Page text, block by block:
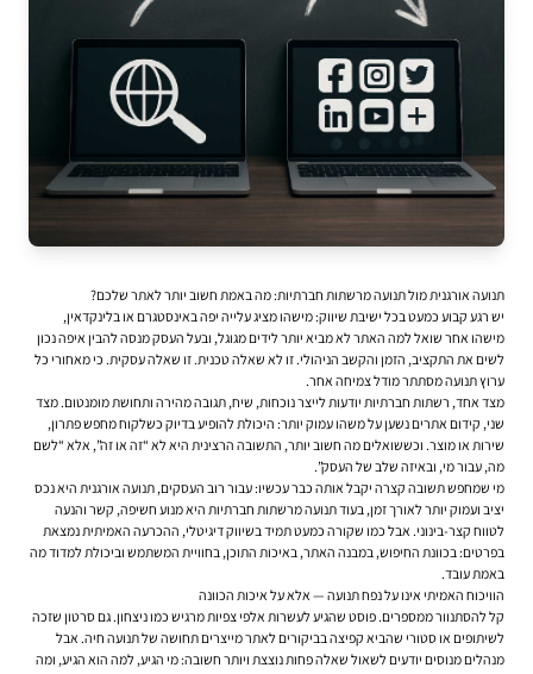
תנועה אורגנית מול תנועה מרשתות חברתיות: מה באמת חשוב יותר לאתר שלכם?
יש רגע קבוע כמעט בכל ישיבת שיווק: מישהו מציג עלייה יפה באינסטגרם או בלינקדאין,
מישהו אחר שואל למה האתר לא מביא יותר לידים מגוגל, ובעל העסק מנסה להבין איפה נכון
לשים את התקציב, הזמן והקשב הניהולי. זו לא שאלה טכנית. זו שאלה עסקית. כי מאחורי כל
ערוץ תנועה מסתתר מודל צמיחה אחר.
מצד אחד, רשתות חברתיות יודעות לייצר נוכחות, שיח, תגובה מהירה ותחושת מומנטום. מצד
שני, קידום אתרים נשען על משהו עמוק יותר: היכולת להופיע בדיוק כשלקוח מחפש פתרון,
שירות או מוצר. וכששואלים מה חשוב יותר, התשובה הרצינית היא לא “זה או זה”, אלא “לשם
מה, עבור מי, ובאיזה שלב של העסק”.
מי שמחפש תשובה קצרה יקבל אותה כבר עכשיו: עבור רוב העסקים, תנועה אורגנית היא נכס
יציב ועמוק יותר לאורך זמן, בעוד תנועה מרשתות חברתיות היא מנוע חשיפה, קשר והנעה
לטווח קצר-בינוני. אבל כמו שקורה כמעט תמיד בשיווק דיגיטלי, ההכרעה האמיתית נמצאת
בפרטים: בכוונת החיפוש, במבנה האתר, באיכות התוכן, בחוויית המשתמש וביכולת למדוד מה
באמת עובד.
הוויכוח האמיתי אינו על נפח תנועה — אלא על איכות הכוונה
קל להסתנוור ממספרים. פוסט שהגיע לעשרות אלפי צפיות מרגיש כמו ניצחון. גם סרטון שזכה
לשיתופים או סטורי שהביא קפיצה בביקורים לאתר מייצרים תחושה של תנועה חיה. אבל
מנהלים מנוסים יודעים לשאול שאלה פחות נוצצת ויותר חשובה: מי הגיע, למה הוא הגיע, ומה